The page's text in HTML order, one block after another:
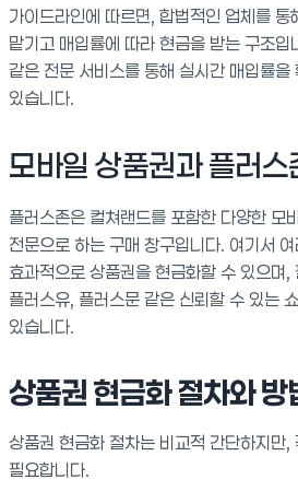
가이드라인에 따르면, 합법적인 업체를 통
맡기고 매입률에 따라 현금을 받는 구조
같은 전문 서비스를 통해 실시간 매입률
있습니다.
모바일 상품권과 플러스
플러스존은 컬쳐랜드를 포함한 다양한 모
전문으로 하는 구매 창구입니다. 여기서
효과적으로 상품권을 현금화할 수 있으며,
플러스유, 플러스문 같은 신뢰할 수 있는
있습니다.
상품권 현금화 절차와 방
상품권 현금화 절차는 비교적 간단하지만,
필요합니다.